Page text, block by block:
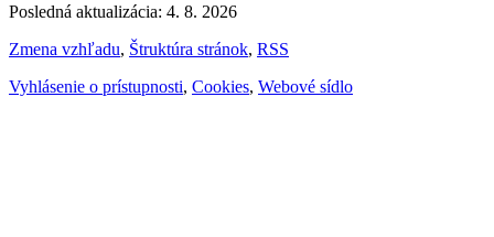
Posledná aktualizácia: 4. 8. 2026
Zmena vzhľadu, Štruktúra stránok, RSS
Vyhlásenie o prístupnosti, Cookies, Webové sídlo